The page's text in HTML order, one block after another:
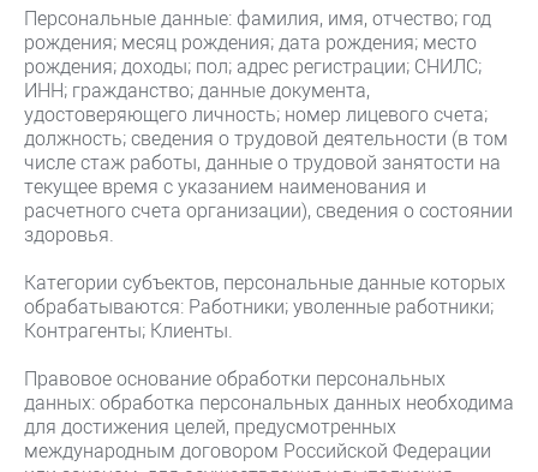
Персональные данные: фамилия, имя, отчество; год
рождения; месяц рождения; дата рождения; место
рождения; доходы; пол; адрес регистрации; СНИЛС;
ИНН; гражданство; данные документа,
удостоверяющего личность; номер лицевого счета;
должность; сведения о трудовой деятельности (в том
числе стаж работы, данные о трудовой занятости на
текущее время с указанием наименования и
расчетного счета организации), сведения о состоянии
здоровья.
Категории субъектов, персональные данные которых
обрабатываются: Работники; уволенные работники;
Контрагенты; Клиенты.
Правовое основание обработки персональных
данных: обработка персональных данных необходима
для достижения целей, предусмотренных
международным договором Российской Федерации